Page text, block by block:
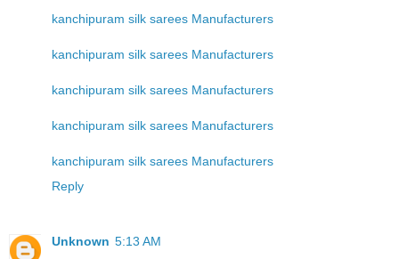
kanchipuram silk sarees Manufacturers
kanchipuram silk sarees Manufacturers
kanchipuram silk sarees Manufacturers
kanchipuram silk sarees Manufacturers
kanchipuram silk sarees Manufacturers
Reply
Unknown 5:13 AM